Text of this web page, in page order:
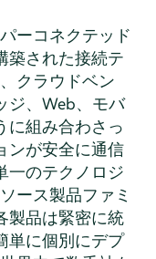
ーコネクテッド
築された接続テ
クラウドベン
ジ、Web、モバ
に組み合わさっ
ンが安全に通信
一のテクノロジ
ース製品ファミ
製品は緊密に統
単に個別にデプ